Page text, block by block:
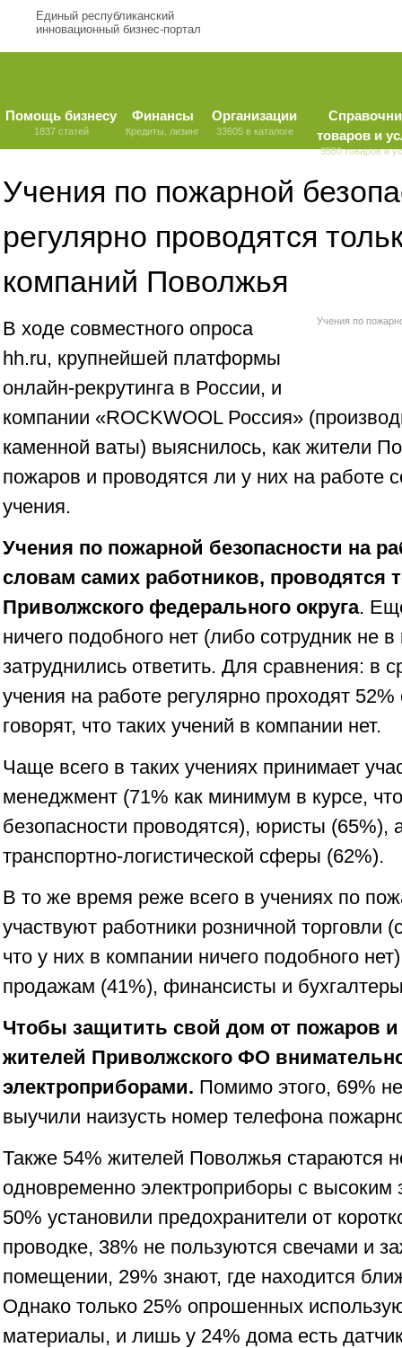
Единый республиканский
инновационный бизнес-портал
Помощь бизнесу
1837 статей
Финансы
Кредиты, лизинг
Организации
33605 в каталоге
товаров и
9580 товаров и
Учения по пожарной
регулярно проводятся
компаний Поволжья
Учения по
В ходе совместного опроса
hh.ru, крупнейшей платформы
онлайн-рекрутинга в России, и
компании «ROCKWOOL Россия»
каменной ваты) выяснилось, как жители
пожаров и проводятся ли у них на работе
учения.
Учения по пожарной безопасности на
словам самих работников, проводятся
Приволжского федерального округа.
ничего подобного нет (либо сотрудник не
затруднились ответить. Для сравнения: в
учения на работе регулярно проходят
говорят, что таких учений в компании нет.
Чаще всего в таких учениях принимает
менеджмент (71% как минимум в курсе,
безопасности проводятся), юристы (65%),
транспортно-логистической сферы (62%).
В то же время реже всего в учениях по
участвуют работники розничной торговли
что у них в компании ничего подобного
продажам (41%), финансисты и
Чтобы защитить свой дом от пожаров и
жителей Приволжского ФО
электроприборами. Помимо этого, 69%
выучили наизусть номер телефона
Также 54% жителей Поволжья стараются
одновременно электроприборы с высоким
50% установили предохранители от
проводке, 38% не пользуются свечами и
помещении, 29% знают, где находится
Однако только 25% опрошенных
материалы, и лишь у 24% дома есть